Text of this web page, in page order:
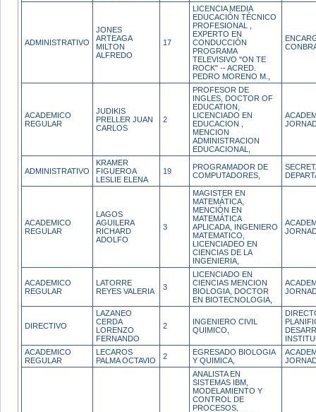
ADMINISTRATIVO
JONES
ARTEAGA
MILTON
ALFREDO
17
LICENCIA MEDIA
EDUCACIÓN TÉCNICO
PROFESIONAL ,
EXPERTO EN
CONDUCCIÓN
PROGRAMA
TELEVISIVO "ON TE
ROCK" -- ACRED.
PEDRO MORENO M.,
ACADEMICO
REGULAR
JUDIKIS
PRELLER JUAN
CARLOS
2
PROFESOR DE
INGLES, DOCTOR OF
EDUCATION,
LICENCIADO EN
EDUCACION ,
MENCION
ADMINISTRACION
EDUCACIONAL,
ADMINISTRATIVO
KRAMER
FIGUEROA
LESLIE ELENA
19
PROGRAMADOR DE
COMPUTADORES,
ACADEMICO
REGULAR
LAGOS
AGUILERA
RICHARD
ADOLFO
3
MAGISTER EN
MATEMÁTICA,
MENCIÓN EN
MATEMÁTICA
APLICADA, INGENIERO
MATEMATICO,
LICENCIADEO EN
CIENCIAS DE LA
INGENIERIA,
ACADEMICO
REGULAR
LATORRE
REYES VALERIA
3
LICENCIADO EN
CIENCIAS MENCION
BIOLOGIA, DOCTOR
EN BIOTECNOLOGIA,
DIRECTIVO
LAZANEO
CERDA
LORENZO
FERNANDO
2
INGENIERO CIVIL
QUIMICO,
ACADEMICO
REGULAR
LECAROS
PALMA OCTAVIO
2
EGRESADO BIOLOGIA
Y QUIMICA,
ANALISTA EN
SISTEMAS IBM,
MODELAMIENTO Y
CONTROL DE
PROCESOS,